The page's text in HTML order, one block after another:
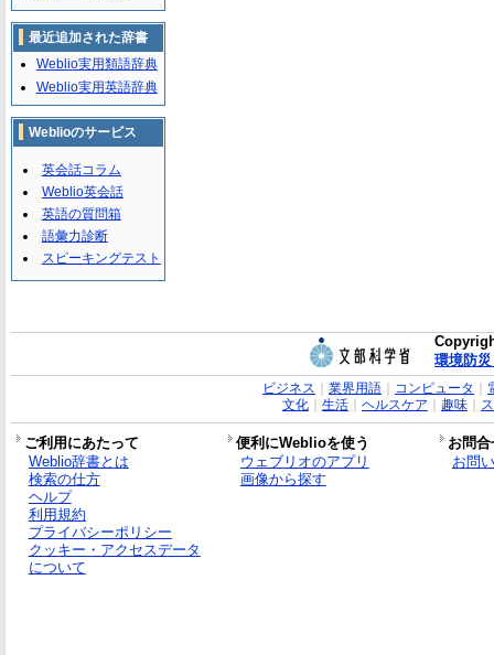
最近追加された辞書
Weblio実用類語辞典
Weblio実用英語辞典
Weblioのサービス
英会話コラム
Weblio英会話
英語の質問箱
語彙力診断
スピーキングテスト
環境防
ビジネス 業界用語｜ コンピュータ
文化｜ 生活｜ ヘルスケア 趣味｜
ご利用にあたって 便利にWeblioを使う
お問
Weblio辞書とは
検索の仕方
ヘルプ
利用規約
プライバシーポリシー
クッキー・アクセスデータ
について
ウェブリオのアプリ
画像から探す
お問